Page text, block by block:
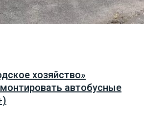
хозяйство»
автобусные